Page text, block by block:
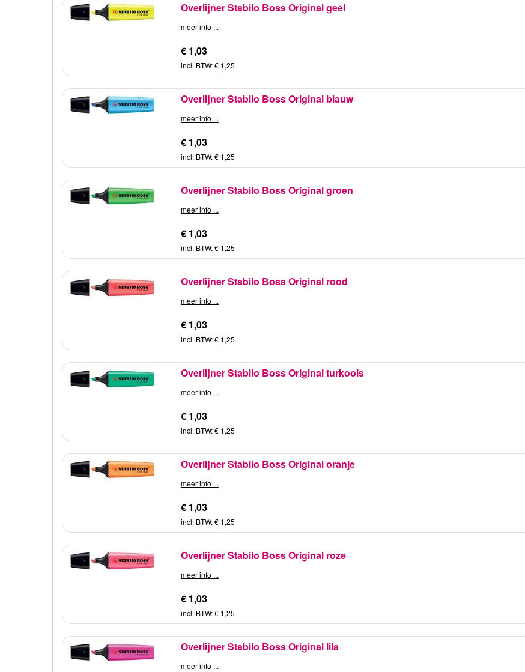
Overlijner Stabilo Boss Original geel
meer info ...
€ 1,03
incl. BTW: € 1,25
Overlijner Stabilo Boss Original blauw
meer info ...
€ 1,03
incl. BTW: € 1,25
Overlijner Stabilo Boss Original groen
meer info ...
€ 1,03
incl. BTW: € 1,25
Overlijner Stabilo Boss Original rood
meer info ...
€ 1,03
incl. BTW: € 1,25
Overlijner Stabilo Boss Original turkoois
meer info ...
€ 1,03
incl. BTW: € 1,25
Overlijner Stabilo Boss Original oranje
meer info ...
€ 1,03
incl. BTW: € 1,25
Overlijner Stabilo Boss Original roze
meer info ...
€ 1,03
incl. BTW: € 1,25
Overlijner Stabilo Boss Original lila
meer info ...